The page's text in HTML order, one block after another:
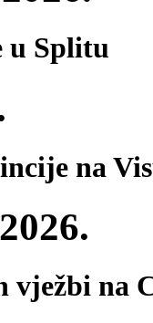
u Splitu
na
na